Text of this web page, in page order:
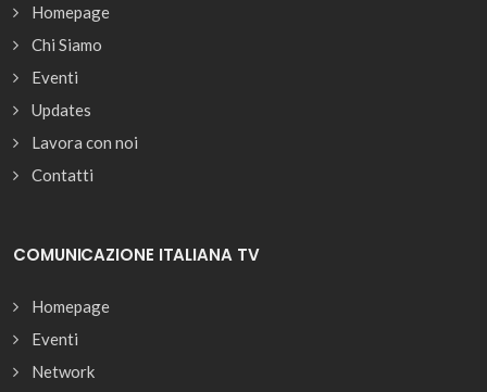
Homepage
Chi Siamo
Eventi
Updates
Lavora con noi
Contatti
COMUNICAZIONE ITALIANA TV
Homepage
Eventi
Network